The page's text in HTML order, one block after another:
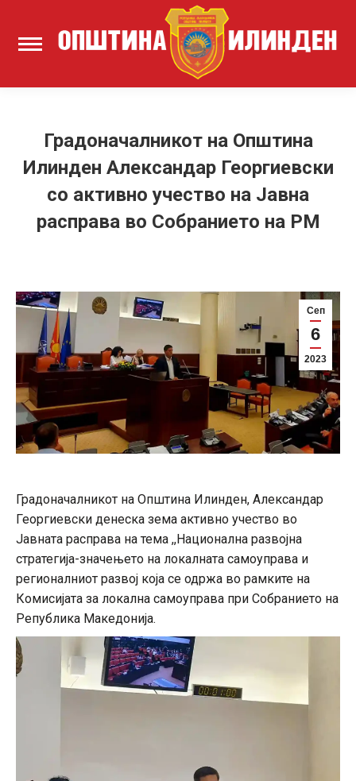
Градоначалникот на Општина
Илинден Александар Георгиевски
со активно учество на Јавна
расправа во Собранието на РМ
Сеп
6
2023
Градоначалникот на Општина Илинден, Александар
Георгиевски денеска зема активно учество во
Јавната расправа на тема ,,Национална развојна
стратегија-значењето на локалната самоуправа и
регионалниот развој која се одржа во рамките на
Комисијата за локална самоуправа при Собранието на
Република Македонија.